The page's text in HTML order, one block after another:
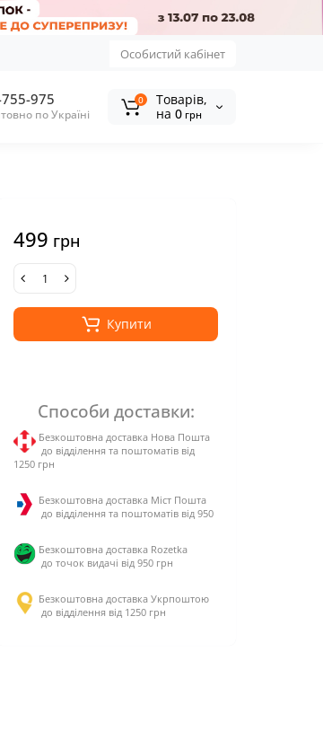
Особистий кабінет
975
по Україні
0
Tоварів,
на 0 грн
499 грн
Купити
Способи доставки:
Безкоштовна доставка Нова Пошта
до відділення та поштоматів від
1250 грн
Безкоштовна доставка Міст Пошта
до відділення та поштоматів від 950
Безкоштовна доставка Rozetka
до точок видачі від 950 грн
Безкоштовна доставка Укрпоштою
до відділення від 1250 грн